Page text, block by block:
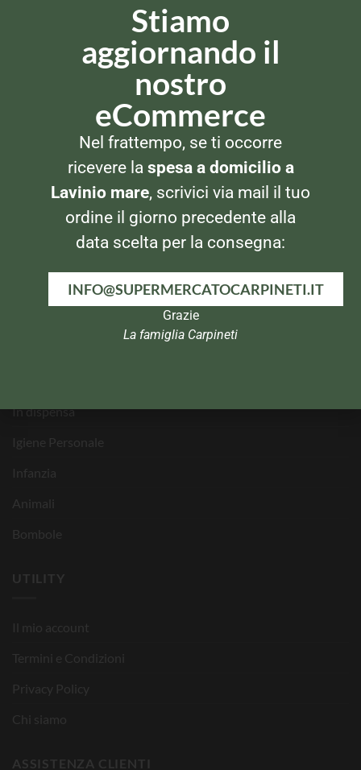
Via Alla Marina, 29
00042 – Anzio (RM)
Tel: 069820269
CATEGORIE PRODOTTI
Banco Frigo e Surgelati
In dispensa
Igiene Personale
Infanzia
Animali
Bombole
UTILITY
Il mio account
Termini e Condizioni
Privacy Policy
Chi siamo
ASSISTENZA CLIENTI
Stiamo
aggiornando il
nostro
eCommerce
Nel frattempo, se ti occorre
ricevere la spesa a domicilio a
Lavinio mare, scrivici via mail il tuo
ordine il giorno precedente alla
data scelta per la consegna:
INFO@SUPERMERCATOCARPINETI.IT
Grazie
La famiglia Carpineti